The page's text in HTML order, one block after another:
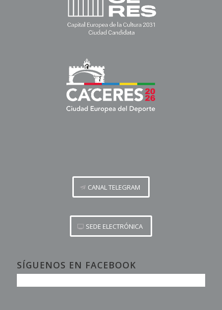
CANAL TELEGRAM
SEDE ELECTRÓNICA
SÍGUENOS EN FACEBOOK